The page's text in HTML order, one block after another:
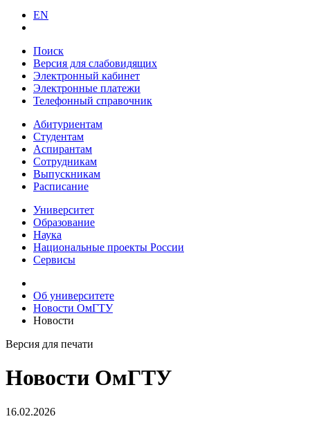
EN
Поиск
Версия для слабовидящих
Электронный кабинет
Электронные платежи
Телефонный справочник
Абитуриентам
Студентам
Аспирантам
Сотрудникам
Выпускникам
Расписание
Университет
Образование
Наука
Национальные проекты России
Сервисы
Об университете
Новости ОмГТУ
Новости
Версия для печати
Новости ОмГТУ
16.02.2026